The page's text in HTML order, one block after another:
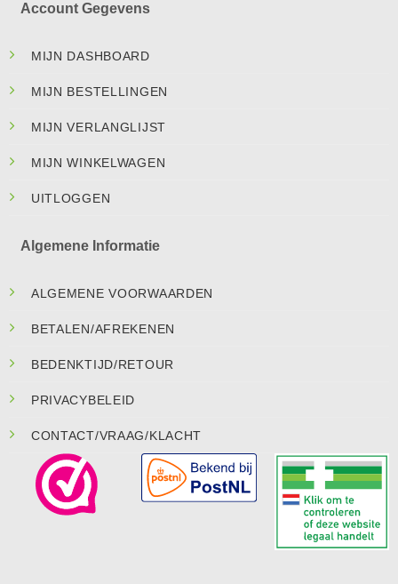
Account Gegevens
MIJN DASHBOARD
MIJN BESTELLINGEN
MIJN VERLANGLIJST
MIJN WINKELWAGEN
UITLOGGEN
Algemene Informatie
ALGEMENE VOORWAARDEN
BETALEN/AFREKENEN
BEDENKTIJD/RETOUR
PRIVACYBELEID
CONTACT/VRAAG/KLACHT